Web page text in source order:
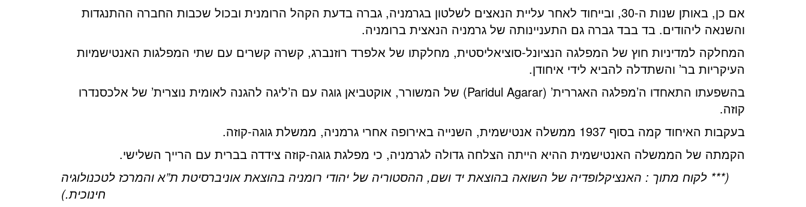
אם כן, באותן שנות ה-30, ובייחוד לאחר עליית הנאצים לשלטון בגרמניה, גברה בדעת הקהל הרומנית ובכול שכבות החברה ההתנגדות
והשנאה ליהודים. בד בבד גברה גם התעניינותה של גרמניה הנאצית ברומניה.
המחלקה למדיניות חוץ של המפלגה הנציונל-סוציאליסטית, מחלקתו של אלפרד רוזנברג, קשרה קשרים עם שתי המפלגות האנטישמיות
העיקריות בר’ והשתדלה להביא לידי איחודן.
בהשפעתו התאחדו ה’מפלגה האגררית’ (Paridul Agarar) של המשורר, אוקטביאן גוגה עם ה’ליגה להגנה לאומית נוצרית’ של אלכסנדרו
קוזה.
בעקבות האיחוד קמה בסוף 1937 ממשלה אנטישמית, השנייה באירופה אחרי גרמניה, ממשלת גוגה-קוזה.
הקמתה של הממשלה האנטישמית ההיא הייתה הצלחה גדולה לגרמניה, כי מפלגת גוגה-קוזה צידדה בברית עם הרייך השלישי.
(*** לקוח מתוך : האנציקלופדיה של השואה בהוצאת יד ושם, ההסטוריה של יהודי רומניה בהוצאת אוניברסיטת ת”א והמרכז לטכנולוגיה
חינוכית.)